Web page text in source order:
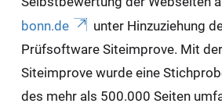
bonn.de
unter Hinzuziehung
Prüfsoftware Siteimprove. Mit
Siteimprove wurde eine
des mehr als 500.000 Seiten